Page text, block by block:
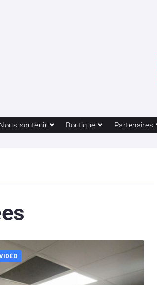
Nous soutenir Boutique Partenaires
VIDÉO